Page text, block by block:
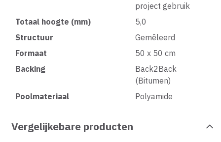
project gebruik
Totaal hoogte (mm)
5,0
Structuur
Gemêleerd
Formaat
50 x 50 cm
Backing
Back2Back
(Bitumen)
Poolmateriaal
Polyamide
Vergelijkebare producten